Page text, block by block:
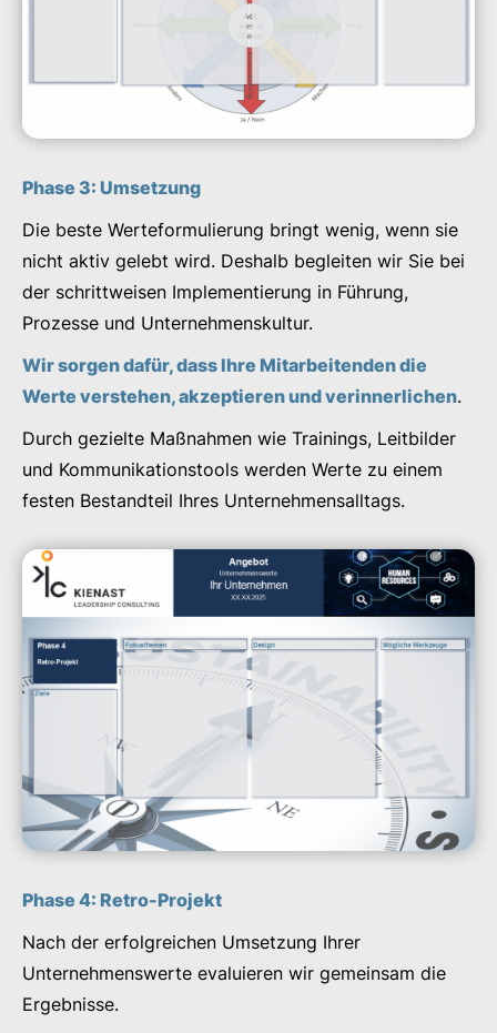
Phase 3: Umsetzung
Die beste Werteformulierung bringt wenig, wenn sie
nicht aktiv gelebt wird. Deshalb begleiten wir Sie bei
der schrittweisen Implementierung in Führung,
Prozesse und Unternehmenskultur.
Wir sorgen dafür, dass Ihre Mitarbeitenden die
Werte verstehen, akzeptieren und verinnerlichen.
Durch gezielte Maßnahmen wie Trainings, Leitbilder
und Kommunikationstools werden Werte zu einem
festen Bestandteil Ihres Unternehmensalltags.
Phase 4: Retro-Projekt
Nach der erfolgreichen Umsetzung Ihrer
Unternehmenswerte evaluieren wir gemeinsam die
Ergebnisse.